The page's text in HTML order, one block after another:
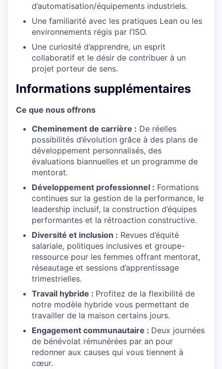
d’automatisation/équipements industriels.
Une familiarité avec les pratiques Lean ou les
environnements régis par l’ISO.
Une curiosité d’apprendre, un esprit
collaboratif et le désir de contribuer à un
projet porteur de sens.
Informations supplémentaires
Ce que nous offrons
Cheminement de carrière : De réelles
possibilités d’évolution grâce à des plans de
développement personnalisés, des
évaluations biannuelles et un programme de
mentorat.
Développement professionnel : Formations
continues sur la gestion de la performance, le
leadership inclusif, la construction d’équipes
performantes et la rétroaction constructive.
Diversité et inclusion : Revues d’équité
salariale, politiques inclusives et groupe-
ressource pour les femmes offrant mentorat,
réseautage et sessions d’apprentissage
trimestrielles.
Travail hybride : Profitez de la flexibilité de
notre modèle hybride vous permettant de
travailler de la maison certains jours.
Engagement communautaire : Deux journées
de bénévolat rémunérées par an pour
redonner aux causes qui vous tiennent à
cœur.